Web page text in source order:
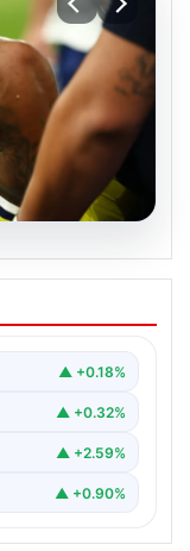
oynanan
▲ +0.18%
▲ +0.32%
▲ +2.59%
▲ +0.90%